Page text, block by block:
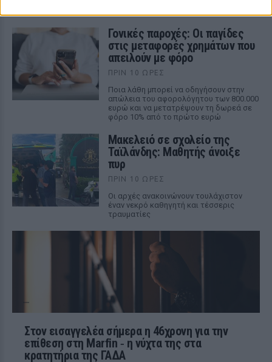
Γονικές παροχές: Οι παγίδες
στις μεταφορές χρημάτων που
απειλούν με φόρο
ΠΡΙΝ 10 ΏΡΕΣ
Ποια λάθη μπορεί να οδηγήσουν στην
απώλεια του αφορολόγητου των 800.000
ευρώ και να μετατρέψουν τη δωρεά σε
φόρο 10% από το πρώτο ευρώ
Μακελειό σε σχολείο της
Ταϊλάνδης: Μαθητής άνοιξε
πυρ
ΠΡΙΝ 10 ΏΡΕΣ
Οι αρχές ανακοινώνουν τουλάχιστον
έναν νεκρό καθηγητή και τέσσερις
τραυματίες
Στον εισαγγελέα σήμερα η 46χρονη για την
επίθεση στη Marfin ‑ η νύχτα της στα
κρατητήρια της ΓΑΔΑ